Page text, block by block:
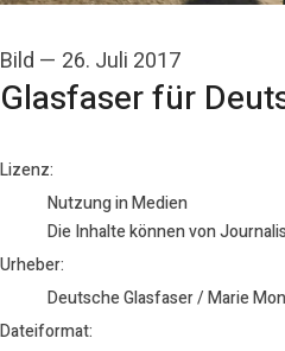
Bild — 26. Juli 2017
Glasfaser für
Deutsche Glasfaser / Marie
Lizenz:
Nutzung in Medien
Die Inhalte können von
Urheber:
Deutsche Glasfaser / Marie
Dateiformat: